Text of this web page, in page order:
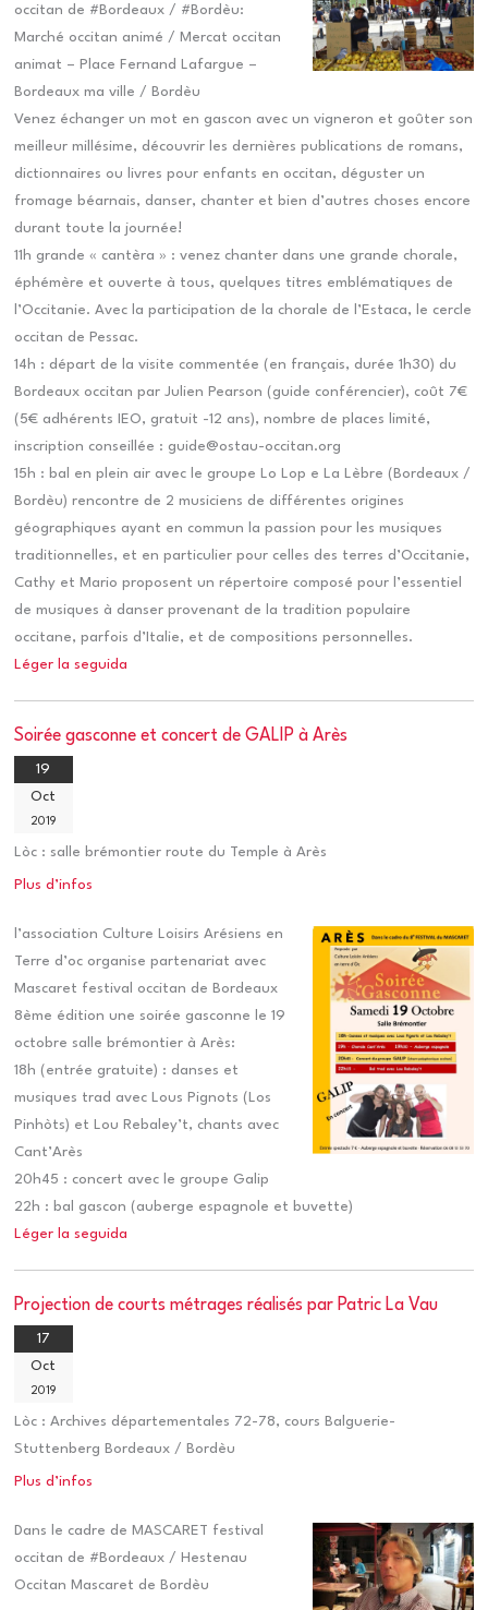
occitan de #Bordeaux / #Bordèu:
Marché occitan animé / Mercat occitan
animat – Place Fernand Lafargue –
Bordeaux ma ville / Bordèu
Venez échanger un mot en gascon avec un vigneron et goûter son
meilleur millésime, découvrir les dernières publications de romans,
dictionnaires ou livres pour enfants en occitan, déguster un
fromage béarnais, danser, chanter et bien d’autres choses encore
durant toute la journée!
11h grande « cantèra » : venez chanter dans une grande chorale,
éphémère et ouverte à tous, quelques titres emblématiques de
l’Occitanie. Avec la participation de la chorale de l’Estaca, le cercle
occitan de Pessac.
14h : départ de la visite commentée (en français, durée 1h30) du
Bordeaux occitan par Julien Pearson (guide conférencier), coût 7€
(5€ adhérents IEO, gratuit -12 ans), nombre de places limité,
inscription conseillée : guide@ostau-occitan.org
15h : bal en plein air avec le groupe Lo Lop e La Lèbre (Bordeaux /
Bordèu) rencontre de 2 musiciens de différentes origines
géographiques ayant en commun la passion pour les musiques
traditionnelles, et en particulier pour celles des terres d’Occitanie,
Cathy et Mario proposent un répertoire composé pour l’essentiel
de musiques à danser provenant de la tradition populaire
occitane, parfois d’Italie, et de compositions personnelles.
Léger la seguida
Soirée gasconne et concert de GALIP à Arès
19
Oct
2019
Lòc : salle brémontier route du Temple à Arès
Plus d’infos
l’association Culture Loisirs Arésiens en
Terre d’oc organise partenariat avec
Mascaret festival occitan de Bordeaux
8ème édition une soirée gasconne le 19
octobre salle brémontier à Arès:
18h (entrée gratuite) : danses et
musiques trad avec Lous Pignots (Los
Pinhòts) et Lou Rebaley’t, chants avec
Cant’Arès
20h45 : concert avec le groupe Galip
22h : bal gascon (auberge espagnole et buvette)
Léger la seguida
Projection de courts métrages réalisés par Patric La Vau
17
Oct
2019
Lòc : Archives départementales 72-78, cours Balguerie-
Stuttenberg Bordeaux / Bordèu
Plus d’infos
Dans le cadre de MASCARET festival
occitan de #Bordeaux / Hestenau
Occitan Mascaret de Bordèu